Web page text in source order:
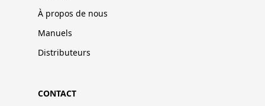
À propos de nous
Manuels
Distributeurs
CONTACT